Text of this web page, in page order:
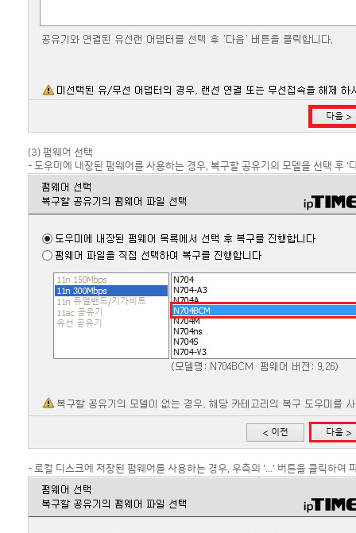
(3) 펌웨어 선택
- 도우미에 내장된 펌웨어를 사용하는 경우, 복구할 공유기의 모델을 선택 후 '
- 로컬 디스크에 저장된 펌웨어를 사용하는 경우, 우측의 '...' 버튼을 클릭하여